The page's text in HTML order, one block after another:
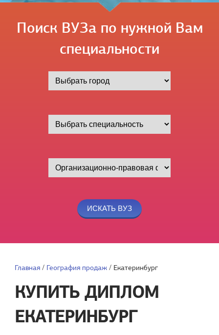
Поиск ВУЗа по нужной Вам
специальности
Главная / География продаж / Екатеринбург
КУПИТЬ ДИПЛОМ
ЕКАТЕРИНБУРГ